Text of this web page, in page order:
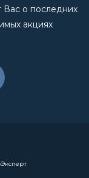
Вас о последних
акциях